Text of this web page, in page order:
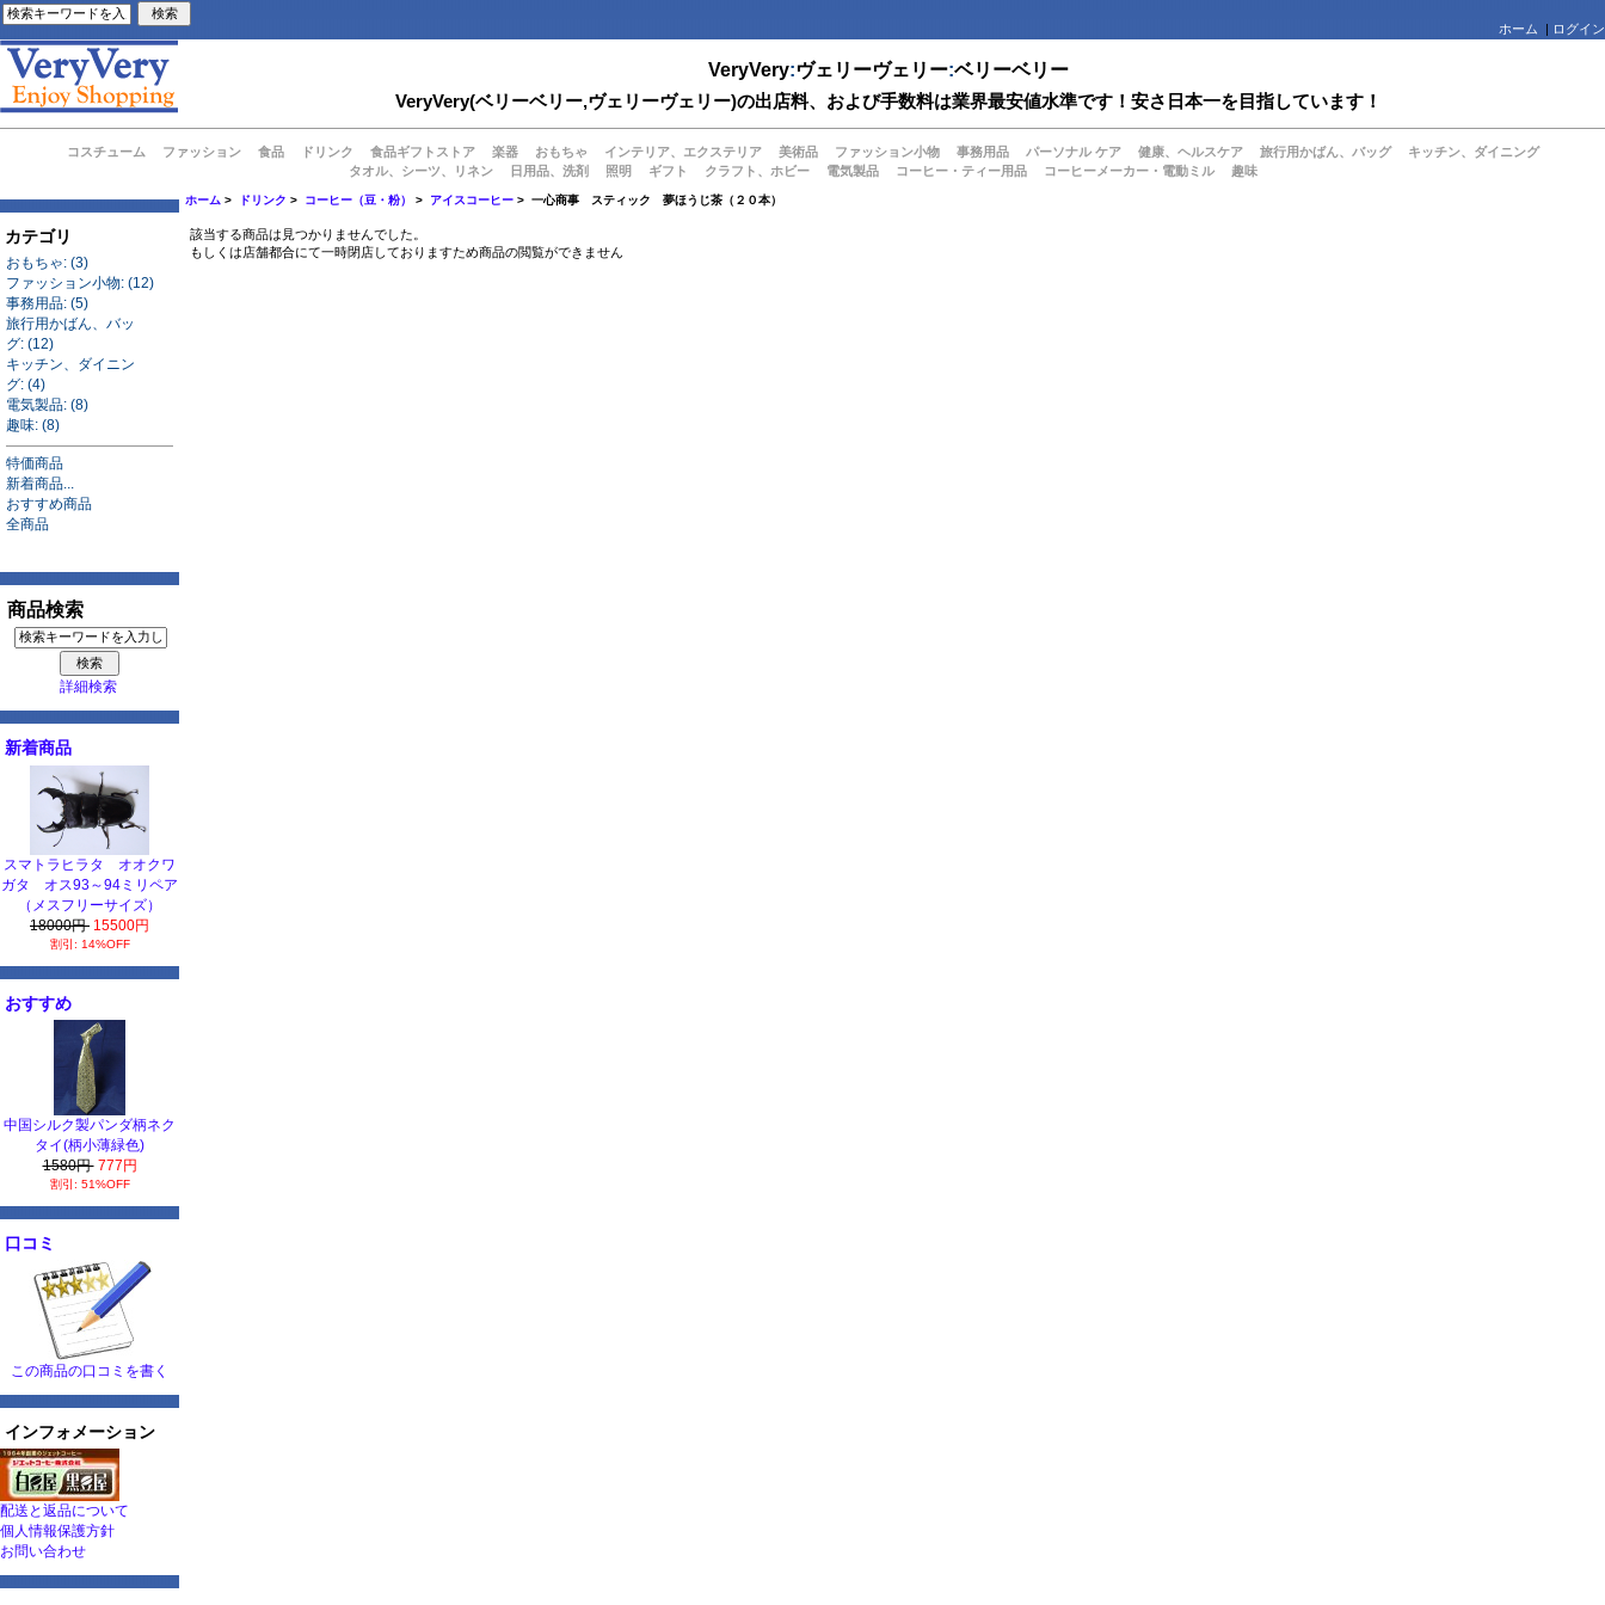
ホーム | ログイン
VeryVery:ヴェリーヴェリー:ベリーベリー
VeryVery(ベリーベリー,ヴェリーヴェリー)の出店料、および手数料は業界最安値水準です！安さ日本一を目指しています！
コスチューム ファッション 食品 ドリンク 食品ギフトストア 楽器 おもちゃ インテリア、エクステリア 美術品 ファッション小物 事務用品 パーソナル ケア 健康、ヘルスケア 旅行用かばん、バッグ
キッチン、ダイニング
タオル、シーツ、リネン
日用品、洗剤 照明 ギフト クラフト、ホビー 電気製品 コーヒー・ティー用品 コーヒーメーカー・電動ミル 趣味
カテゴリ
おもちゃ: (3)
ファッション小物: (12)
事務用品: (5)
旅行用かばん、バッ
グ: (12)
キッチン、ダイニン
グ: (4)
電気製品: (8)
趣味: (8)
特価商品
新着商品...
おすすめ商品
全商品
商品検索
詳細検索
新着商品
スマトラヒラタ オオクワ
ガタ オス93～94ミリペア
（メスフリーサイズ）
18000円 15500円
割引: 14%OFF
おすすめ
中国シルク製パンダ柄ネク
タイ(柄小薄緑色)
1580円 777円
割引: 51%OFF
口コミ
この商品の口コミを書く
インフォメーション
配送と返品について
個人情報保護方針
お問い合わせ
ホーム > ドリンク > コーヒー（豆・粉） > アイスコーヒー > 一心商事 スティック 夢ほうじ茶（２０本）
該当する商品は見つかりませんでした。
もしくは店舗都合にて一時閉店しておりますため商品の閲覧ができません